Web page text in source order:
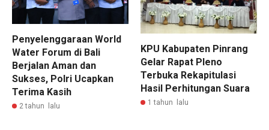
Penyelenggaraan World
Water Forum di Bali
Berjalan Aman dan
Sukses, Polri Ucapkan
Terima Kasih
2 tahun lalu
KPU Kabupaten Pinrang
Gelar Rapat Pleno
Terbuka Rekapitulasi
Hasil Perhitungan Suara
1 tahun lalu